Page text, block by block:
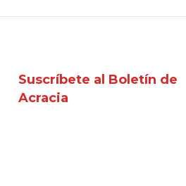
las
Suscríbete al Boletín de
Acracia